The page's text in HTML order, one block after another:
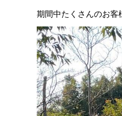
期間中たくさんのお客